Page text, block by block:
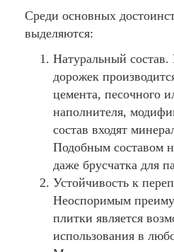
Среди основных
выделяются:
Натуральный
дорожек
цемента, песочного
наполнителя,
состав входят
Подобным составом
даже брусчатка для
Устойчивость к
Неоспоримым
плитки является
использования в